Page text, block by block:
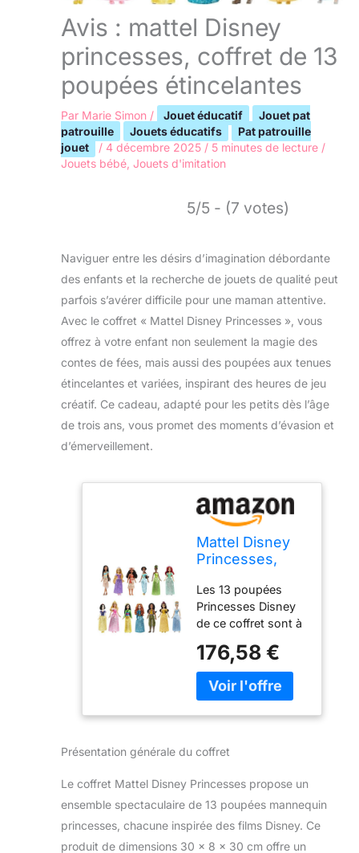
Avis : mattel Disney
princesses, coffret de 13
poupées étincelantes
Par Marie Simon / Jouet éducatif
Jouet pat
patrouille
Jouets éducatifs
Pat patrouille
jouet
/ 4 décembre 2025 / 5 minutes de lecture /
Jouets bébé Jouets d'imitation
5/5 - (7 votes)
Naviguer entre les désirs d’imagination débordante
des enfants et la recherche de jouets de qualité peut
parfois s’avérer difficile pour une maman attentive.
Avec le coffret « Mattel Disney Princesses », vous
offrez à votre enfant non seulement la magie des
contes de fées, mais aussi des poupées aux tenues
étincelantes et variées, inspirant des heures de jeu
créatif. Ce cadeau, adapté pour les petits dès l’âge
de trois ans, vous promet des moments d’évasion et
d’émerveillement.
Mattel Disney
Princesses,
Poupées
Mannequin
Princesses,
Tenues
Étincelantes et
Accessoires,
Inspirées des
Enfant 3 ans et
plus, HLW43
Les 13 poupées
Princesses Disney
de ce coffret sont à
personnages de
certains des plus
célèbres dessins
Pocahontas,
Blanche-Neige,
Belle, Jasmine,
Mérida, Mulan,
Vaiana, Cendrillon
176,58 €
Présentation générale du coffret
Le coffret Mattel Disney Princesses propose un
ensemble spectaculaire de 13 poupées mannequin
princesses, chacune inspirée des films Disney. Ce
produit de dimensions 30 x 8 x 30 cm offre un